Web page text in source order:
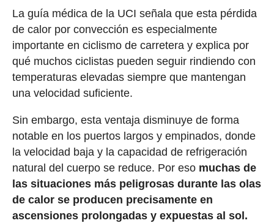
La guía médica de la UCI señala que esta pérdida
de calor por convección es especialmente
importante en ciclismo de carretera y explica por
qué muchos ciclistas pueden seguir rindiendo con
temperaturas elevadas siempre que mantengan
una velocidad suficiente.
Sin embargo, esta ventaja disminuye de forma
notable en los puertos largos y empinados, donde
la velocidad baja y la capacidad de refrigeración
natural del cuerpo se reduce. Por esomuchas de
las situaciones más peligrosas durante las olas
de calor se producen precisamente en
ascensiones prolongadas y expuestas al sol.